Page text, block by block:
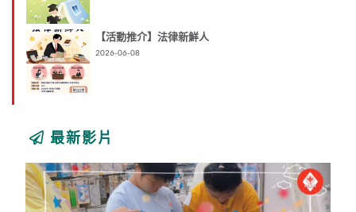
【活動推介】法律新鮮人
2026-06-08
最新影片